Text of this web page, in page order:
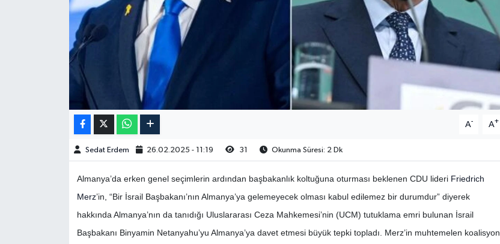
A- A+
Sedat Erdem 26.02.2025 - 11:19 31 Okunma Süresi: 2 Dk
Almanya’da erken genel seçimlerin ardından başbakanlık koltuğuna oturması beklenen CDU lideri Friedrich
Merz’in, “Bir İsrail Başbakanı’nın Almanya’ya gelemeyecek olması kabul edilemez bir durumdur” diyerek
hakkında Almanya’nın da tanıdığı Uluslararası Ceza Mahkemesi’nin (UCM) tutuklama emri bulunan İsrail
Başbakanı Binyamin Netanyahu’yu Almanya’ya davet etmesi büyük tepki topladı. Merz’in muhtemelen koalisyon